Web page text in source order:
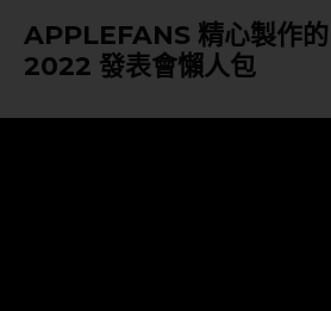
APPLEFANS 精心製作
2022 發表會懶人包